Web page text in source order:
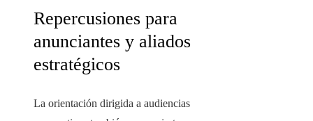
Repercusiones para
anunciantes y aliados
estratégicos
La orientación dirigida a audiencias